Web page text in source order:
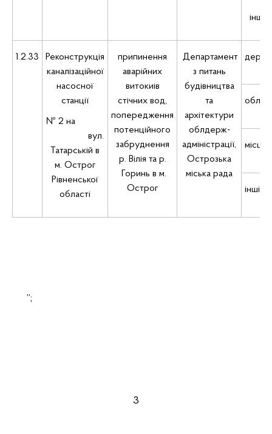
інші
1.2.33
Реконструкція
каналізаційної
насосної
станції
№ 2 на
вул.
Татарській в
м. Острог
Рівненської
області
припинення
аварійних
витокиів
стічних вод,
попередження
потенційного
забруднення
р. Вілія та р.
Горинь в м.
Острог
Департамент
з питань
будівництва
та
архітектури
облдерж­
адміністрації,
Острозька
міська рада
інші
”;
3